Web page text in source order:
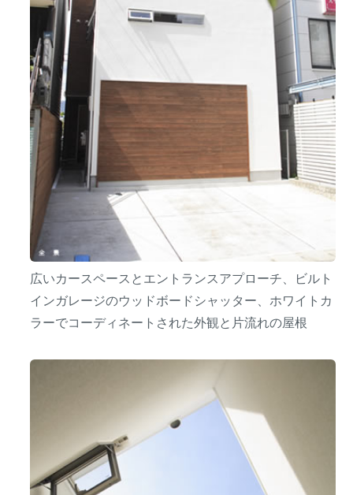
広いカースペースとエントランスアプローチ、ビルト
インガレージのウッドボードシャッター、ホワイトカ
ラーでコーディネートされた外観と片流れの屋根